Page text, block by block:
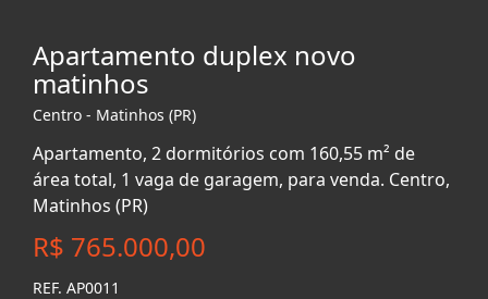
Apartamento duplex novo
matinhos
Centro - Matinhos (PR)
Apartamento, 2 dormitórios com 160,55 m² de
área total, 1 vaga de garagem, para venda. Centro,
Matinhos (PR)
R$ 765.000,00
REF. AP0011